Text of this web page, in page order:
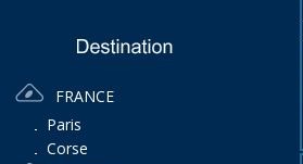
FRANCE
Paris
Corse